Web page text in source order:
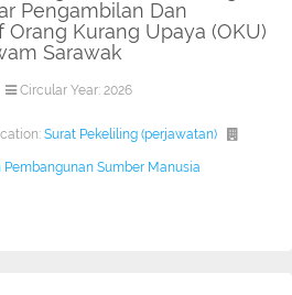
Pengambilan Dan
Kurang Upaya (OKU)
Sarawak
Circular Year: 2026
Surat Pekeliling (perjawatan)
Pembangunan Sumber Manusia